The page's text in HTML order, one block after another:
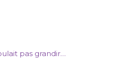
pas grandir…